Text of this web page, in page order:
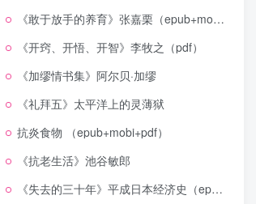
《敢于放手的养育》张嘉栗（epub+mobi+azw3+pdf）
《开窍、开悟、开智》李牧之（pdf）
《加缪情书集》阿尔贝·加缪
《礼拜五》太平洋上的灵薄狱
抗炎食物 （epub+mobi+pdf）
《抗老生活》池谷敏郎
《失去的三十年》平成日本经济史（epub+mobi+azw3+pdf）